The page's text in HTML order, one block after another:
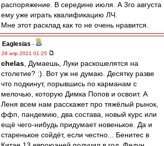
распоряжение. В середине июля. А 3го августа
ему уже играть квалификацию ЛЧ.
Мне этот расклад как то не очень нравится.
Eaglesias -
28 апр 2021 01:25
chelas , Думаешь, Луки раскошелятся на
столетие? :). Вот уж не думаю. Десятку разве
что подкинут, порывшись по карманам с
мелочью, которую Димка Попов и освоит. А
Леня всем нам расскажет про тяжёлый рынок,
ффп, пандемию, два состава, новый курс или
ещё чего-нибудь придумает новенькое. Да и
старенькое сойдёт, если честно... Бенитес в